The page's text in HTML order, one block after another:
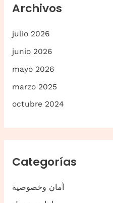
:Archivos
julio 2026
junio 2026
mayo 2026
marzo 2025
octubre 2024
Categorías
أمان وخصوصية